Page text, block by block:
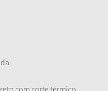
com corte térmico